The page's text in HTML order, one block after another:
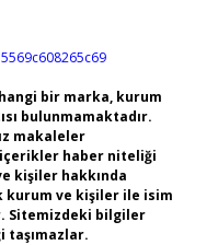
bir marka, kurum
bulunmamaktadır.
makaleler
içerikler haber niteliği
kişiler hakkında
kurum ve kişiler ile isim
Sitemizdeki bilgiler
taşımazlar.